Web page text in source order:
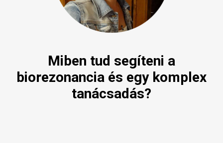
Miben tud segíteni a
biorezonancia és egy komplex
tanácsadás?